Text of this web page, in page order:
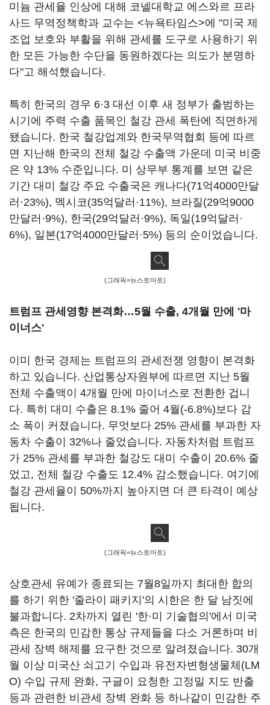
미늄 관세율 인상에 대해 코넬대학교 에스와르 프라
사드 무역정책학과 교수는 <뉴욕타임스>에 "미국 제
조업 보호와 부활을 위해 관세를 도구로 사용하기 위
한 모든 가능한 수단을 동원하겠다는 의도가 분명하
다"고 해석했습니다.
특히 한국의 경우 6·3 대선 이후 새 정부가 출범하는
시기에 주력 수출 품목인 철강 관세 폭탄에 직면하게
됐습니다. 한국 철강업계와 한국무역협회 등에 따르
면 지난해 한국의 전체 철강 수출액 가운데 미국 비중
은 약 13% 수준입니다. 미 상무부 통계를 보면 같은
기간 대미 철강 주요 수출국은 캐나다(71억4000만달
러·23%), 멕시코(35억달러·11%), 브라질(29억9000
만달러·9%), 한국(29억달러·9%), 독일(19억달러·
6%), 일본(17억4000만달러·5%) 등의 순이었습니다.
(그래픽=뉴스토마토)
트럼프 관세영향 본격화…5월 수출, 4개월 만에 '마
이너스'
이미 한국 경제는 트럼프의 관세전쟁 영향이 본격화
하고 있습니다. 산업통상자원부에 따르면 지난 5월
전체 수출액이 4개월 만에 마이너스로 전환한 겁니
다. 특히 대미 수출은 8.1% 줄어 4월(-6.8%)보다 감
소 폭이 커졌습니다. 무엇보다 25% 관세를 부과한 자
동차 수출이 32%나 줄었습니다. 자동차처럼 트럼프
가 25% 관세를 부과한 철강도 대미 수출이 20.6% 줄
었고, 전체 철강 수출도 12.4% 감소했습니다. 여기에
철강 관세율이 50%까지 높아지면 더 큰 타격이 예상
됩니다.
(그래픽=뉴스토마토)
상호관세 유예가 종료되는 7월8일까지 최대한 합의
를 하기 위한 '줄라이 패키지'의 시한은 한 달 남짓에
불과합니다. 2차까지 열린 '한·미 기술협의'에서 미국
측은 한국의 민감한 통상 규제들을 다소 거론하며 비
관세 장벽 해제를 요구한 것으로 알려졌습니다. 30개
월 이상 미국산 쇠고기 수입과 유전자변형생물체(LM
O) 수입 규제 완화, 구글이 요청한 고정밀 지도 반출
등과 관련한 비관세 장벽 완화 등 하나같이 민감한 주